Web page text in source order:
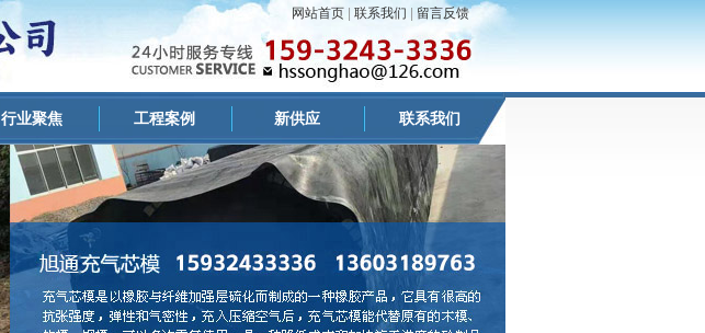
网站首页 联系我们 留言反馈
行业聚焦 工程案例 新供应 联系我们